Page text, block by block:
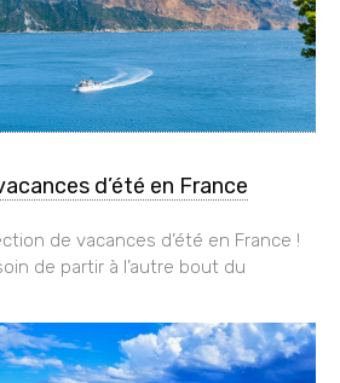
d’été en France
de vacances d’été en France !
de partir à l’autre bout du